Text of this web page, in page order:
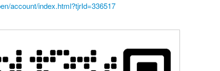
account/index.html?tjrId=336517